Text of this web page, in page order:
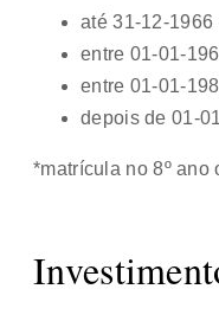
até 31-12-1966
entre 01-01-
entre 01-01-
depois de 01-
*matrícula no 8º